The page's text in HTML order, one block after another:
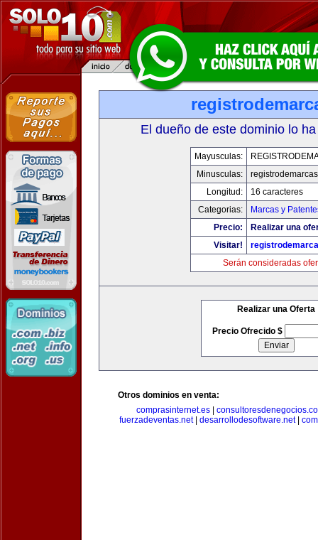
El dueño de este dominio lo
Mayusculas:
Minusculas:
Longitud:
16 caracteres
Categorias:
Marcas y
Precio:
Realizar una
Visitar!
Serán consideradas
Realizar una Oferta
Precio Ofrecido $
Otros dominios en venta:
comprasinternet.es|
fuerzadeventas.net| desarrollodesoftware.net|